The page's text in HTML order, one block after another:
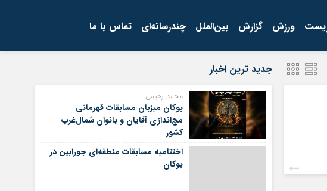
ورزش گزارش بین‌الملل چندرسانه‌ای تماس با ما
جدید ترین اخبار
محمد رحیمی
بوکان میزبان مسابقات قهرمانی
مچ‌اندازی آقایان و بانوان شمال‌غرب
کشور
اختتامیه مسابقات منطقه‌ای جورابین در
بوکان